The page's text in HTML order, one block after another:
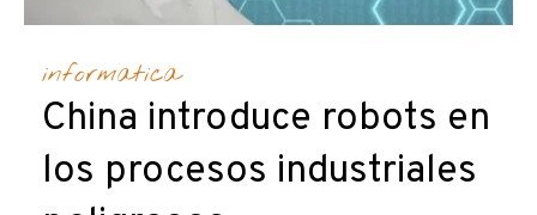
informatica
China introduce robots en
los procesos industriales